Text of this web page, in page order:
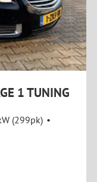
1 TUNING
(299pk)